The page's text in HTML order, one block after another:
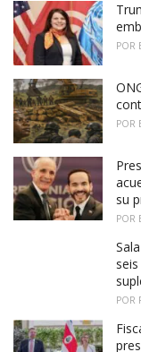
s
:
POR
POR
su
POR
POR